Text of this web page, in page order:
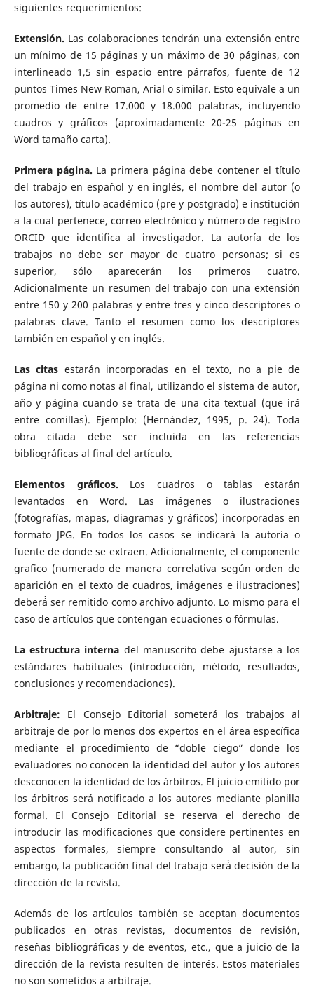
siguientes requerimientos:
Extensión. Las colaboraciones tendrán una extensión entre
un mínimo de 15 páginas y un máximo de 30 páginas, con
interlineado 1,5 sin espacio entre párrafos, fuente de 12
puntos Times New Roman, Arial o similar. Esto equivale a un
promedio de entre 17.000 y 18.000 palabras, incluyendo
cuadros y gráficos (aproximadamente 20-25 páginas en
Word tamaño carta).
Primera página. La primera página debe contener el título
del trabajo en español y en inglés, el nombre del autor (o
los autores), título académico (pre y postgrado) e institución
a la cual pertenece, correo electrónico y número de registro
ORCID que identifica al investigador. La autoría de los
trabajos no debe ser mayor de cuatro personas; si es
superior, sólo aparecerán los primeros cuatro.
Adicionalmente un resumen del trabajo con una extensión
entre 150 y 200 palabras y entre tres y cinco descriptores o
palabras clave. Tanto el resumen como los descriptores
también en español y en inglés.
Las citas estarán incorporadas en el texto, no a pie de
página ni como notas al final, utilizando el sistema de autor,
año y página cuando se trata de una cita textual (que irá
entre comillas). Ejemplo: (Hernández, 1995, p. 24). Toda
obra citada debe ser incluida en las referencias
bibliográficas al final del artículo.
Elementos gráficos. Los cuadros o tablas estarán
levantados en Word. Las imágenes o ilustraciones
(fotografías, mapas, diagramas y gráficos) incorporadas en
formato JPG. En todos los casos se indicará la autoría o
fuente de donde se extraen. Adicionalmente, el componente
grafico (numerado de manera correlativa según orden de
aparición en el texto de cuadros, imágenes e ilustraciones)
deberá́ ser remitido como archivo adjunto. Lo mismo para el
caso de artículos que contengan ecuaciones o fórmulas.
La estructura interna del manuscrito debe ajustarse a los
estándares habituales (introducción, método, resultados,
conclusiones y recomendaciones).
Arbitraje: El Consejo Editorial someterá los trabajos al
arbitraje de por lo menos dos expertos en el área específica
mediante el procedimiento de “doble ciego” donde los
evaluadores no conocen la identidad del autor y los autores
desconocen la identidad de los árbitros. El juicio emitido por
los árbitros será notificado a los autores mediante planilla
formal. El Consejo Editorial se reserva el derecho de
introducir las modificaciones que considere pertinentes en
aspectos formales, siempre consultando al autor, sin
embargo, la publicación final del trabajo será́ decisión de la
dirección de la revista.
Además de los artículos también se aceptan documentos
publicados en otras revistas, documentos de revisión,
reseñas bibliográficas y de eventos, etc., que a juicio de la
dirección de la revista resulten de interés. Estos materiales
no son sometidos a arbitraje.